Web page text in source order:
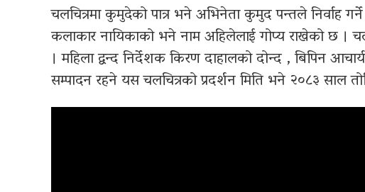
चलचित्रमा कुमुदेको पात्र भने अभिनेता कुमुद पन्तले निर्वाह
कलाकार नायिकाको भने नाम अहिलेलाई गोप्य राखेको छ ।
। महिला द्वन्द निर्देशक किरण दाहालको दोन्द , बिपिन
सम्पादन रहने यस चलचित्रको प्रदर्शन मिति भने २०८३ साल